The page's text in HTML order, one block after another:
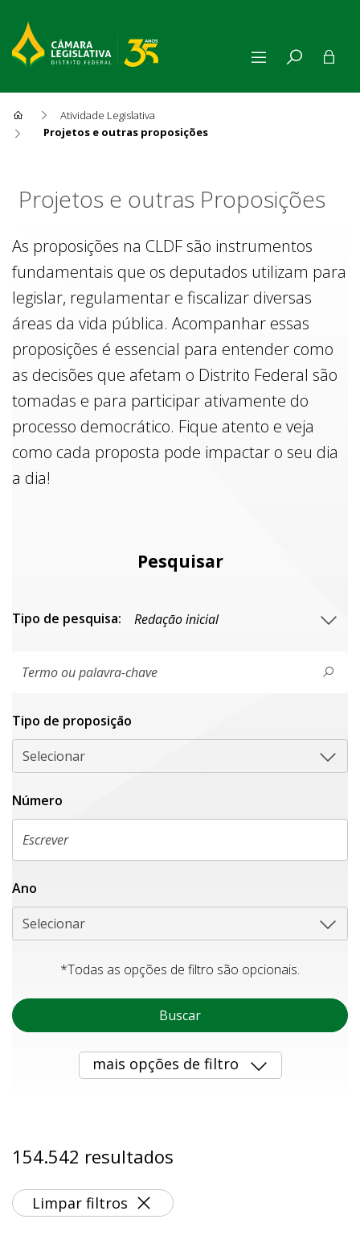
Atividade Legislativa
Projetos e outras proposições
Projetos e outras Proposições
As proposições na CLDF são instrumentos
fundamentais que os deputados utilizam para
legislar, regulamentar e fiscalizar diversas
áreas da vida pública. Acompanhar essas
proposições é essencial para entender como
as decisões que afetam o Distrito Federal são
tomadas e para participar ativamente do
processo democrático. Fique atento e veja
como cada proposta pode impactar o seu dia
a dia!
Pesquisar
Tipo de pesquisa:
Tipo de proposiçāo
Selecionar
Número
Ano
Selecionar
*Todas as opções de filtro são opcionais.
Buscar
mais opções de filtro
154.542 resultados
Limpar filtros